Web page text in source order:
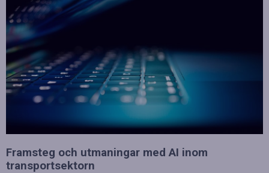
Framsteg och utmaningar med AI inom
transportsektorn